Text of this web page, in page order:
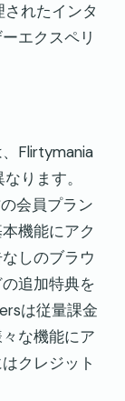
れたインタ
エクスペリ
Flirtymania
ります。
会員プラン
機能にアク
しのブラウ
追加特典を
は従量課金
な機能にア
クレジット